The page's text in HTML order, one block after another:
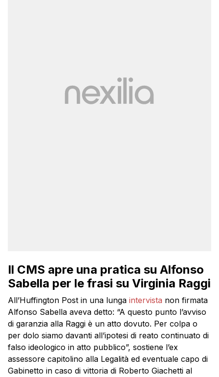
Il CMS apre una pratica su Alfonso
Sabella per le frasi su Virginia Raggi
All’Huffington Post in una lunga intervista non firmata
Alfonso Sabella aveva detto: “A questo punto l’avviso
di garanzia alla Raggi è un atto dovuto. Per colpa o
per dolo siamo davanti all’ipotesi di reato continuato di
falso ideologico in atto pubblico”, sostiene l’ex
assessore capitolino alla Legalità ed eventuale capo di
Gabinetto in caso di vittoria di Roberto Giachetti al